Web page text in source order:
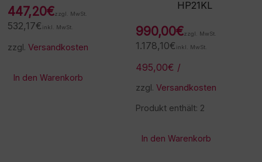
447,20€zzgl. MwSt.
532,17€ inkl. MwSt.
zzgl.Versandkosten
In den Warenkorb
HP21KL
990,00€zzgl. MwSt.
1.178,10€ inkl. MwSt.
495,00€ /
zzgl.Versandkosten
Produkt enthält: 2
In den Warenkorb